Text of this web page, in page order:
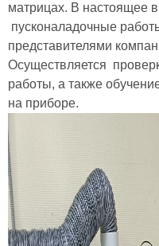
матрицах. В настоящее
пусконаладочные
представителями
Осуществляется
работы, а также
на приборе.